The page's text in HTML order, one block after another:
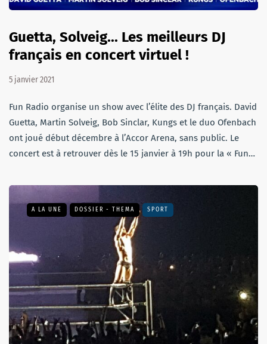
Guetta, Solveig... Les meilleurs DJ
français en concert virtuel !
5 janvier 2021
Fun Radio organise un show avec l’élite des DJ français. David
Guetta, Martin Solveig, Bob Sinclar, Kungs et le duo Ofenbach
ont joué début décembre à l’Accor Arena, sans public. Le
concert est à retrouver dès le 15 janvier à 19h pour la « Fun…
A LA UNE DOSSIER - THEMA SPORT